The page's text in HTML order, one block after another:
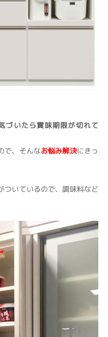
づいたら賞味期限が切れて
で、そんなお悩み解決にきっ
ついているので、調味料など